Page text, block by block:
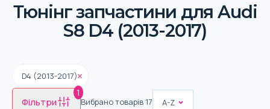
Тюнінг запчастини для Audi
S8 D4 (2013-2017)
D4 (2013-2017)
Фільтри
1
Вибрано товарів 17 A-Z